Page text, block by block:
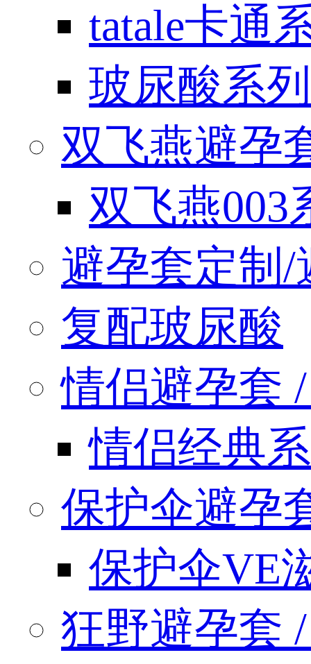
tatale卡通
玻尿酸系列
双飞燕避孕
双飞燕003
避孕套定制/
复配玻尿酸
情侣避孕套
情侣经典
保护伞避孕
保护伞VE
狂野避孕套 /